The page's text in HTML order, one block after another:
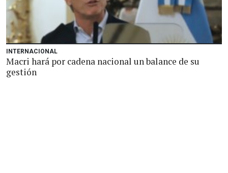
INTERNACIONAL
Macri hará por cadena nacional un balance de su
gestión